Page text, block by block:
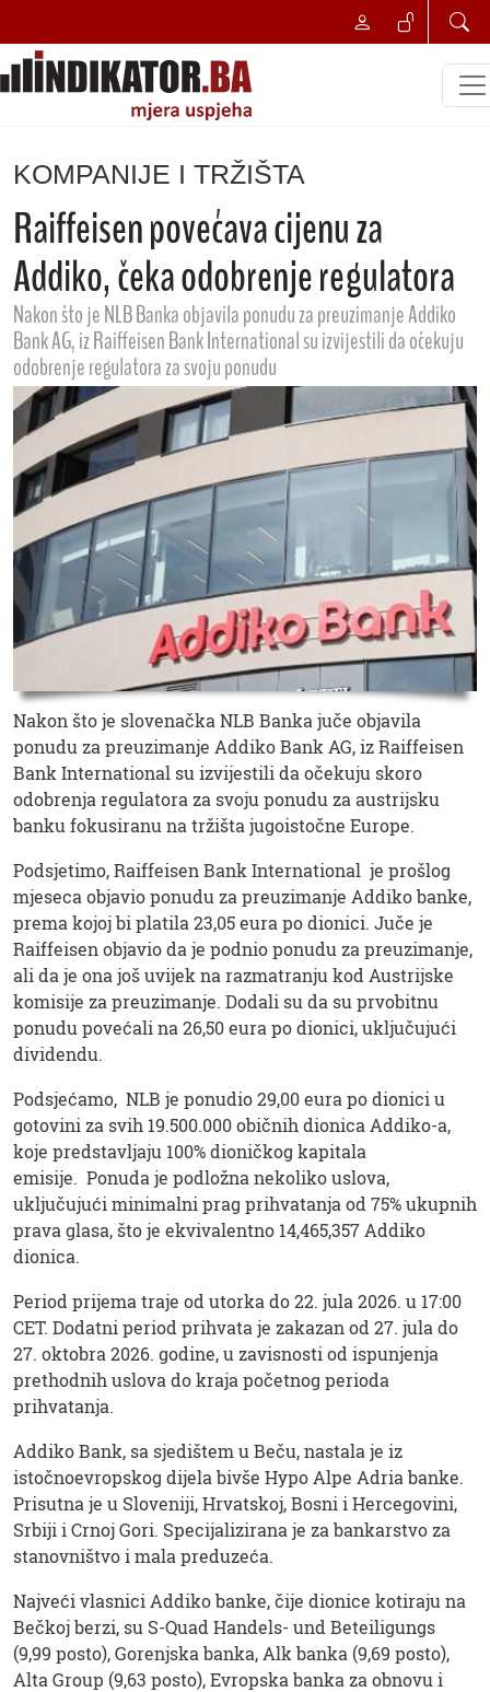
KOMPANIJE I TRŽIŠTA
Raiffeisen povećava cijenu za
Addiko, čeka odobrenje regulatora
Nakon što je NLB Banka objavila ponudu za preuzimanje Addiko
Bank AG, iz Raiffeisen Bank International su izvijestili da očekuju
odobrenje regulatora za svoju ponudu
Nakon što je slovenačka NLB Banka juče objavila
ponudu za preuzimanje Addiko Bank AG, iz Raiffeisen
Bank International su izvijestili da očekuju skoro
odobrenja regulatora za svoju ponudu za austrijsku
banku fokusiranu na tržišta jugoistočne Europe.
Podsjetimo, Raiffeisen Bank International je prošlog
mjeseca objavio ponudu za preuzimanje Addiko banke,
prema kojoj bi platila 23,05 eura po dionici. Juče je
Raiffeisen objavio da je podnio ponudu za preuzimanje,
ali da je ona još uvijek na razmatranju kod Austrijske
komisije za preuzimanje. Dodali su da su prvobitnu
ponudu povećali na 26,50 eura po dionici, uključujući
dividendu.
Podsjećamo, NLB je ponudio 29,00 eura po dionici u
gotovini za svih 19.500.000 običnih dionica Addiko-a,
koje predstavljaju 100% dioničkog kapitala
emisije. Ponuda je podložna nekoliko uslova,
uključujući minimalni prag prihvatanja od 75% ukupnih
prava glasa, što je ekvivalentno 14,465,357 Addiko
dionica.
Period prijema traje od utorka do 22. jula 2026. u 17:00
CET. Dodatni period prihvata je zakazan od 27. jula do
27. oktobra 2026. godine, u zavisnosti od ispunjenja
prethodnih uslova do kraja početnog perioda
prihvatanja.
Addiko Bank, sa sjedištem u Beču, nastala je iz
istočnoevropskog dijela bivše Hypo Alpe Adria banke.
Prisutna je u Sloveniji, Hrvatskoj, Bosni i Hercegovini,
Srbiji i Crnoj Gori. Specijalizirana je za bankarstvo za
stanovništvo i mala preduzeća.
Najveći vlasnici Addiko banke, čije dionice kotiraju na
Bečkoj berzi, su S-Quad Handels- und Beteiligungs
(9,99 posto), Gorenjska banka, Alk banka (9,69 posto),
Alta Group (9,63 posto), Evropska banka za obnovu i